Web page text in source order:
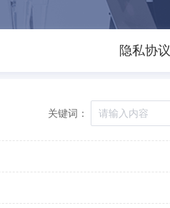
隐私协议
关键词：